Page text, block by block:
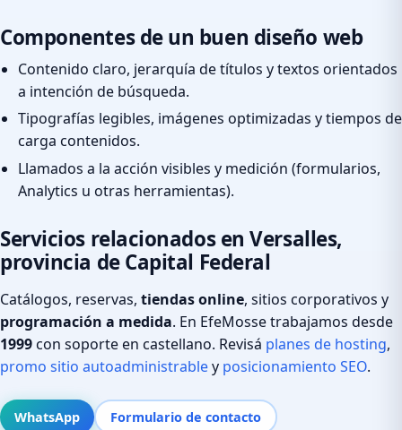
Componentes de un buen diseño web
Contenido claro, jerarquía de títulos y textos orientados
a intención de búsqueda.
Tipografías legibles, imágenes optimizadas y tiempos de
carga contenidos.
Llamados a la acción visibles y medición (formularios,
Analytics u otras herramientas).
Servicios relacionados en Versalles,
provincia de Capital Federal
Catálogos, reservas, tiendas online, sitios corporativos y
programación a medida. En EfeMosse trabajamos desde
1999con soporte en castellano. Revisá planes de hosting,
promo sitio autoadministrabley posicionamiento SEO.
WhatsApp Formulario de contacto